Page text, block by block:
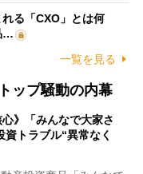
る「CXO」とは何
…
一覧を見る
ップ騒動の内幕
心》「みんなで大家さ
トラブル“異常なく